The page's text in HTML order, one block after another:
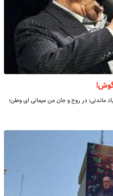
گوش!
ماندنی: در روح و جان من میمانی ای وطن؛